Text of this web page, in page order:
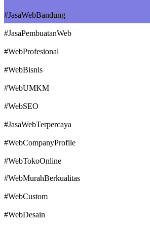
#JasaWebBandung
#JasaPembuatanWeb
#WebProfesional
#WebBisnis
#WebUMKM
#WebSEO
#JasaWebTerpercaya
#WebCompanyProfile
#WebTokoOnline
#WebMurahBerkualitas
#WebCustom
#WebDesain